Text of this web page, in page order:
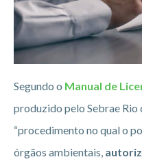
Segundo o Manual de
produzido pelo Sebrae Rio
“procedimento no qual o
órgãos ambientais,